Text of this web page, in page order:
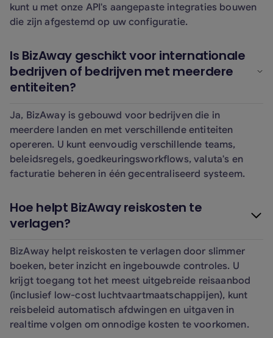
kunt u met onze API's aangepaste integraties bouwen
die zijn afgestemd op uw configuratie.
Is BizAway geschikt voor internationale
bedrijven of bedrijven met meerdere
entiteiten?
Ja, BizAway is gebouwd voor bedrijven die in
meerdere landen en met verschillende entiteiten
opereren. U kunt eenvoudig verschillende teams,
beleidsregels, goedkeuringsworkflows, valuta's en
facturatie beheren in één gecentraliseerd systeem.
Hoe helpt BizAway reiskosten te
verlagen?
BizAway helpt reiskosten te verlagen door slimmer
boeken, beter inzicht en ingebouwde controles. U
krijgt toegang tot het meest uitgebreide reisaanbod
(inclusief low-cost luchtvaartmaatschappijen), kunt
reisbeleid automatisch afdwingen en uitgaven in
realtime volgen om onnodige kosten te voorkomen.